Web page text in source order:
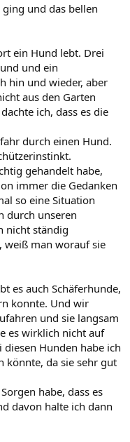
und das bellen
ein Hund lebt. Drei
und ein
hin und wieder, aber
aus den Garten
ich, dass es die
durch einen Hund.
gehandelt habe,
immer die Gedanken
so eine Situation
durch unseren
nicht ständig
weiß man worauf sie
es auch Schäferhunde,
konnte. Und wir
und sie langsam
es wirklich nicht auf
Hunden habe ich
könnte, da sie sehr gut
habe, dass es
davon halte ich dann